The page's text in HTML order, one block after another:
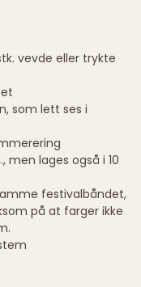
vevde eller trykte
som lett ses i
men lages også i 10
festivalbåndet,
på at farger ikke